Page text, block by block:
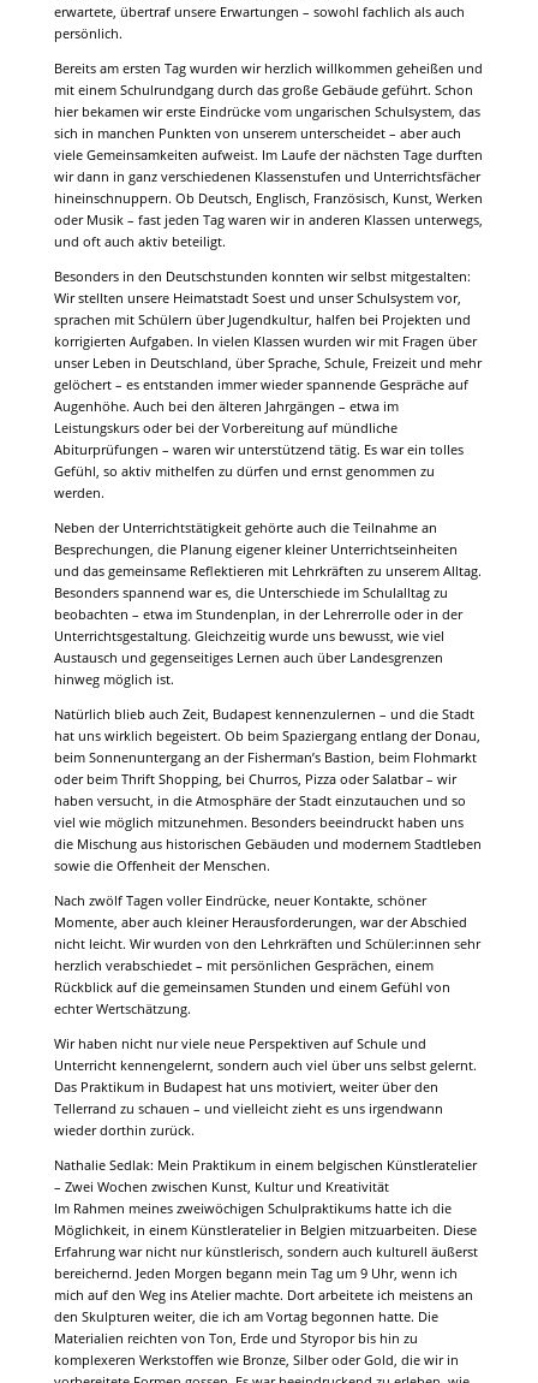
erwartete, übertraf unsere Erwartungen – sowohl fachlich als auch
persönlich.
Bereits am ersten Tag wurden wir herzlich willkommen geheißen und
mit einem Schulrundgang durch das große Gebäude geführt. Schon
hier bekamen wir erste Eindrücke vom ungarischen Schulsystem, das
sich in manchen Punkten von unserem unterscheidet – aber auch
viele Gemeinsamkeiten aufweist. Im Laufe der nächsten Tage durften
wir dann in ganz verschiedenen Klassenstufen und Unterrichtsfächer
hineinschnuppern. Ob Deutsch, Englisch, Französisch, Kunst, Werken
oder Musik – fast jeden Tag waren wir in anderen Klassen unterwegs,
und oft auch aktiv beteiligt.
Besonders in den Deutschstunden konnten wir selbst mitgestalten:
Wir stellten unsere Heimatstadt Soest und unser Schulsystem vor,
sprachen mit Schülern über Jugendkultur, halfen bei Projekten und
korrigierten Aufgaben. In vielen Klassen wurden wir mit Fragen über
unser Leben in Deutschland, über Sprache, Schule, Freizeit und mehr
gelöchert – es entstanden immer wieder spannende Gespräche auf
Augenhöhe. Auch bei den älteren Jahrgängen – etwa im
Leistungskurs oder bei der Vorbereitung auf mündliche
Abiturprüfungen – waren wir unterstützend tätig. Es war ein tolles
Gefühl, so aktiv mithelfen zu dürfen und ernst genommen zu
werden.
Neben der Unterrichtstätigkeit gehörte auch die Teilnahme an
Besprechungen, die Planung eigener kleiner Unterrichtseinheiten
und das gemeinsame Reflektieren mit Lehrkräften zu unserem Alltag.
Besonders spannend war es, die Unterschiede im Schulalltag zu
beobachten – etwa im Stundenplan, in der Lehrerrolle oder in der
Unterrichtsgestaltung. Gleichzeitig wurde uns bewusst, wie viel
Austausch und gegenseitiges Lernen auch über Landesgrenzen
hinweg möglich ist.
Natürlich blieb auch Zeit, Budapest kennenzulernen – und die Stadt
hat uns wirklich begeistert. Ob beim Spaziergang entlang der Donau,
beim Sonnenuntergang an der Fisherman’s Bastion, beim Flohmarkt
oder beim Thrift Shopping, bei Churros, Pizza oder Salatbar – wir
haben versucht, in die Atmosphäre der Stadt einzutauchen und so
viel wie möglich mitzunehmen. Besonders beeindruckt haben uns
die Mischung aus historischen Gebäuden und modernem Stadtleben
sowie die Offenheit der Menschen.
Nach zwölf Tagen voller Eindrücke, neuer Kontakte, schöner
Momente, aber auch kleiner Herausforderungen, war der Abschied
nicht leicht. Wir wurden von den Lehrkräften und Schüler:innen sehr
herzlich verabschiedet – mit persönlichen Gesprächen, einem
Rückblick auf die gemeinsamen Stunden und einem Gefühl von
echter Wertschätzung.
Wir haben nicht nur viele neue Perspektiven auf Schule und
Unterricht kennengelernt, sondern auch viel über uns selbst gelernt.
Das Praktikum in Budapest hat uns motiviert, weiter über den
Tellerrand zu schauen – und vielleicht zieht es uns irgendwann
wieder dorthin zurück.
Nathalie Sedlak: Mein Praktikum in einem belgischen Künstleratelier
– Zwei Wochen zwischen Kunst, Kultur und Kreativität
Im Rahmen meines zweiwöchigen Schulpraktikums hatte ich die
Möglichkeit, in einem Künstleratelier in Belgien mitzuarbeiten. Diese
Erfahrung war nicht nur künstlerisch, sondern auch kulturell äußerst
bereichernd. Jeden Morgen begann mein Tag um 9 Uhr, wenn ich
mich auf den Weg ins Atelier machte. Dort arbeitete ich meistens an
den Skulpturen weiter, die ich am Vortag begonnen hatte. Die
Materialien reichten von Ton, Erde und Styropor bis hin zu
komplexeren Werkstoffen wie Bronze, Silber oder Gold, die wir in